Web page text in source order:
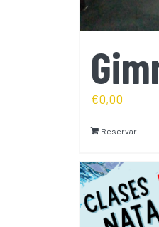
€0,00
Reservar